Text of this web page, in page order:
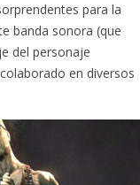
para la
banda sonora (que
del personaje
en diversos